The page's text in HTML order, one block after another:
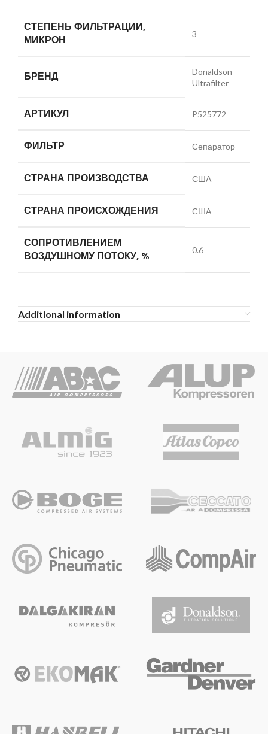
СТЕПЕНЬ ФИЛЬТРАЦИИ,
МИКРОН
3
БРЕНД
Donaldson
Ultrafilter
АРТИКУЛ P525772
ФИЛЬТР Сепаратор
СТРАНА ПРОИЗВОДСТВА США
СТРАНА ПРОИСХОЖДЕНИЯ США
СОПРОТИВЛЕНИЕМ
ВОЗДУШНОМУ ПОТОКУ, %
0.6
Additional information